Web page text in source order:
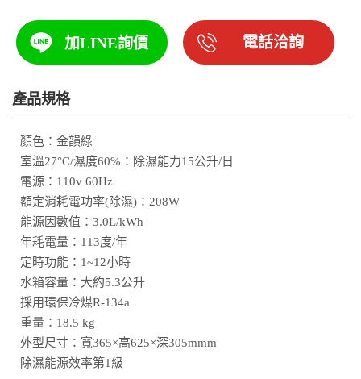
加LINE詢價 電話洽詢
產品規格
顏色：金韻綠
室溫27°C/濕度60%：除濕能力15公升/日
電源：110v 60Hz
額定消耗電功率(除濕)：208W
能源因數值：3.0L/kWh
年耗電量：113度/年
定時功能：1~12小時
水箱容量：大約5.3公升
採用環保冷煤R-134a
重量：18.5 kg
外型尺寸：寬365×高625×深305mmm
除濕能源效率第1級